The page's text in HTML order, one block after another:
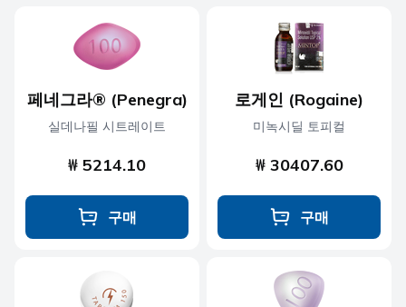
페네그라® (Penegra)
실데나필 시트레이트
₩ 5214.10
구매
로게인 (Rogaine)
미녹시딜 토피컬
₩ 30407.60
구매